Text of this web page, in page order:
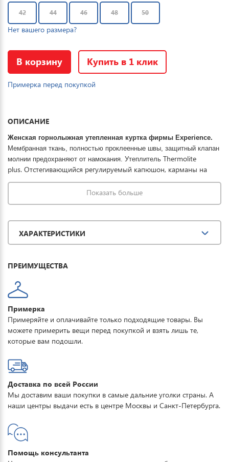
42 44 46 48 50
Нет вашего размера?
В корзину Купить в 1 клик
Примерка перед покупкой
ОПИСАНИЕ
Женская горнолыжная утепленная куртка фирмы Experience.
Мембранная ткань, полностью проклеенные швы, защитный клапан
молнии предохраняют от намокания. Утеплитель Thermolite
plus. Отстегивающийся регулируемый капюшон, карманы на
молнии, отстегивающаяся снежная юбка обеспечивают полную
защиту от всевозможных погодных условий при необходимом
комфорте. Отличная модель для занятия зимними видами
Показать больше
ХАРАКТЕРИСТИКИ
ПРЕИМУЩЕСТВА
Примерка
Примеряйте и оплачивайте только подходящие товары. Вы
можете примерить вещи перед покупкой и взять лишь те,
которые вам подошли.
Доставка по всей России
Мы доставим ваши покупки в самые дальние уголки страны. А
наши центры выдачи есть в центре Москвы и Санкт-Петербурга.
Помощь консультанта